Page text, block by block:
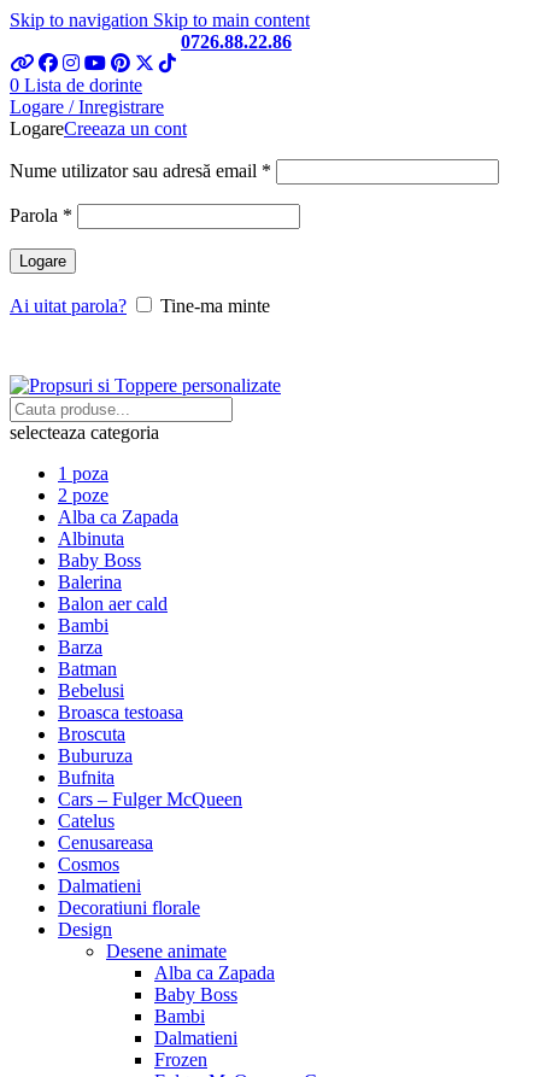
Skip to navigation Skip to main content
0726.88.22.86
0 Lista de dorinte
Logare / Inregistrare
LogareCreeaza un cont
Nume utilizator sau adresă email *
Parola *
Logare
Ai uitat parola? Tine-ma minte
selecteaza categoria
1 poza
2 poze
Alba ca Zapada
Albinuta
Baby Boss
Balerina
Balon aer cald
Bambi
Barza
Batman
Bebelusi
Broasca testoasa
Broscuta
Buburuza
Bufnita
Cars – Fulger McQueen
Catelus
Cenusareasa
Cosmos
Dalmatieni
Decoratiuni florale
Design
Desene animate
Alba ca Zapada
Baby Boss
Bambi
Dalmatieni
Frozen